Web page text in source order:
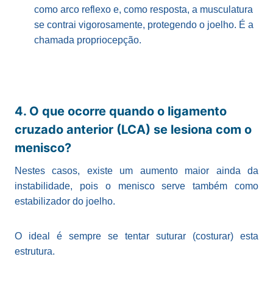
como arco reflexo e, como resposta, a musculatura
se contrai vigorosamente, protegendo o joelho. É a
chamada propriocepção.
4. O que ocorre quando o ligamento
cruzado anterior (LCA) se lesiona com o
menisco?
Nestes casos, existe um aumento maior ainda da
instabilidade, pois o menisco serve também como
estabilizador do joelho.
O ideal é sempre se tentar suturar (costurar) esta
estrutura.